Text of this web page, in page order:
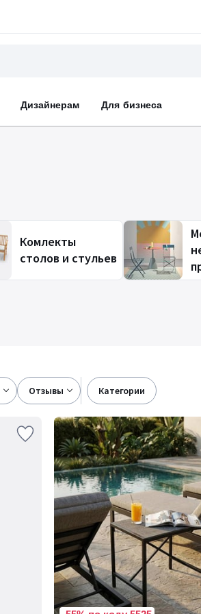
Дизайнерам Для бизнеса
Комлекты
столов и стульев
отзывы категории